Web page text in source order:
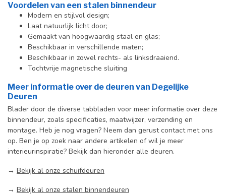
Voordelen van een stalen binnendeur
Modern en stijlvol design;
Laat natuurlijk licht door;
Gemaakt van hoogwaardig staal en glas;
Beschikbaar in verschillende maten;
Beschikbaar in zowel rechts- als linksdraaiend.
Tochtvrije magnetische sluiting
Meer informatie over de deuren van Degelijke
Deuren
Blader door de diverse tabbladen voor meer informatie over deze
binnendeur, zoals specificaties, maatwijzer, verzending en
montage. Heb je nog vragen? Neem dan gerust contact met ons
op. Ben je op zoek naar andere artikelen of wil je meer
interieurinspiratie? Bekijk dan hieronder alle deuren.
→ Bekijk al onze schuifdeuren
→ Bekijk al onze stalen binnendeuren